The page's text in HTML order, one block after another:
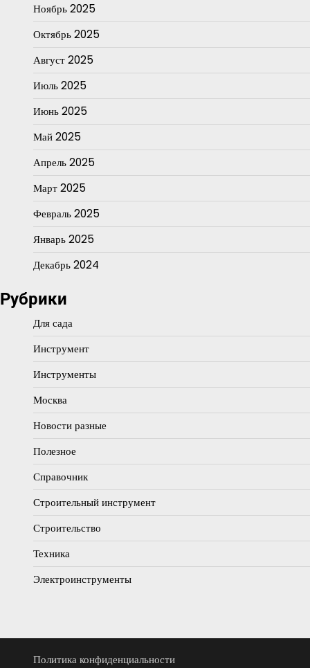
Ноябрь 2025
Октябрь 2025
Август 2025
Июль 2025
Июнь 2025
Май 2025
Апрель 2025
Март 2025
Февраль 2025
Январь 2025
Декабрь 2024
Рубрики
Для сада
Инструмент
Инструменты
Москва
Новости разные
Полезное
Справочник
Строительный инструмент
Строительство
Техника
Электроинструменты
Политика конфиденциальности